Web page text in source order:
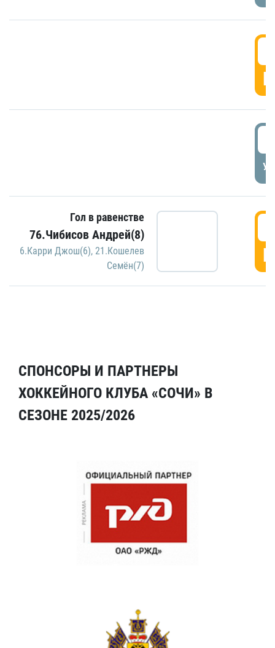
Гол в равенстве
76.Чибисов Андрей(8)
6.Карри Джош(6), 21.Кошелев
Семён(7)
СПОНСОРЫ И ПАРТНЕРЫ
ХОККЕЙНОГО КЛУБА «СОЧИ» В
СЕЗОНЕ 2025/2026